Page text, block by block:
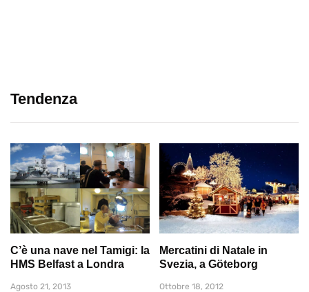
Tendenza
C’è una nave nel Tamigi: la
HMS Belfast a Londra
Agosto 21, 2013
Mercatini di Natale in
Svezia, a Göteborg
Ottobre 18, 2012